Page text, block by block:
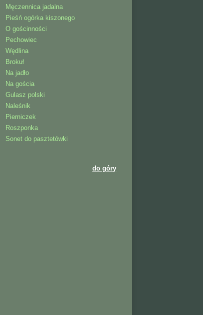
Męczennica jadalna
Pieśń ogórka kiszonego
O gościnności
Pechowiec
Wędlina
Brokuł
Na jadło
Na gościa
Gulasz polski
Naleśnik
Pierniczek
Roszponka
Sonet do pasztetówki
do góry